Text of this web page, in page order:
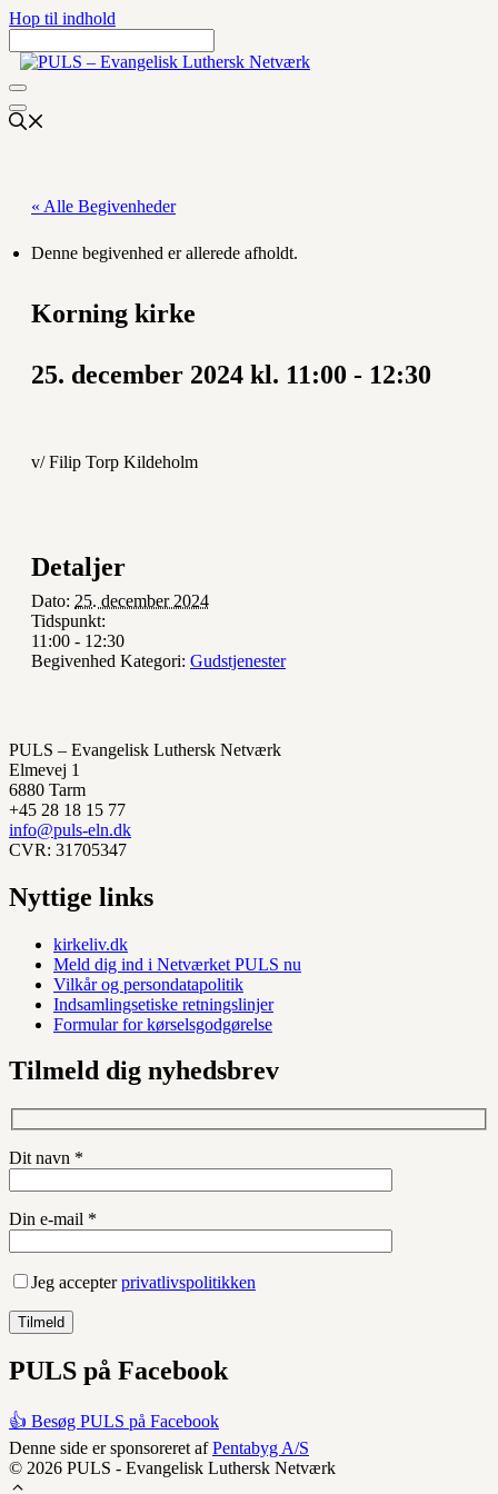
Hop til indhold
« Alle Begivenheder
Denne begivenhed er allerede afholdt.
Korning kirke
25. december 2024 kl. 11:00 - 12:30
v/ Filip Torp Kildeholm
Detaljer
Dato: 25. december 2024
Tidspunkt:
11:00 - 12:30
Begivenhed Kategori: Gudstjenester
PULS – Evangelisk Luthersk Netværk
Elmevej 1
6880 Tarm
+45 28 18 15 77
info@puls-eln.dk
CVR: 31705347
Nyttige links
kirkeliv.dk
Meld dig ind i Netværket PULS nu
Vilkår og persondatapolitik
Indsamlingsetiske retningslinjer
Formular for kørselsgodgørelse
Tilmeld dig nyhedsbrev
Dit navn *
Din e-mail *
Jeg accepterprivatlivspolitikken
PULS på Facebook
👍 Besøg PULS på Facebook
Denne side er sponsoreret afPentabyg A/S
© 2026 PULS - Evangelisk Luthersk Netværk